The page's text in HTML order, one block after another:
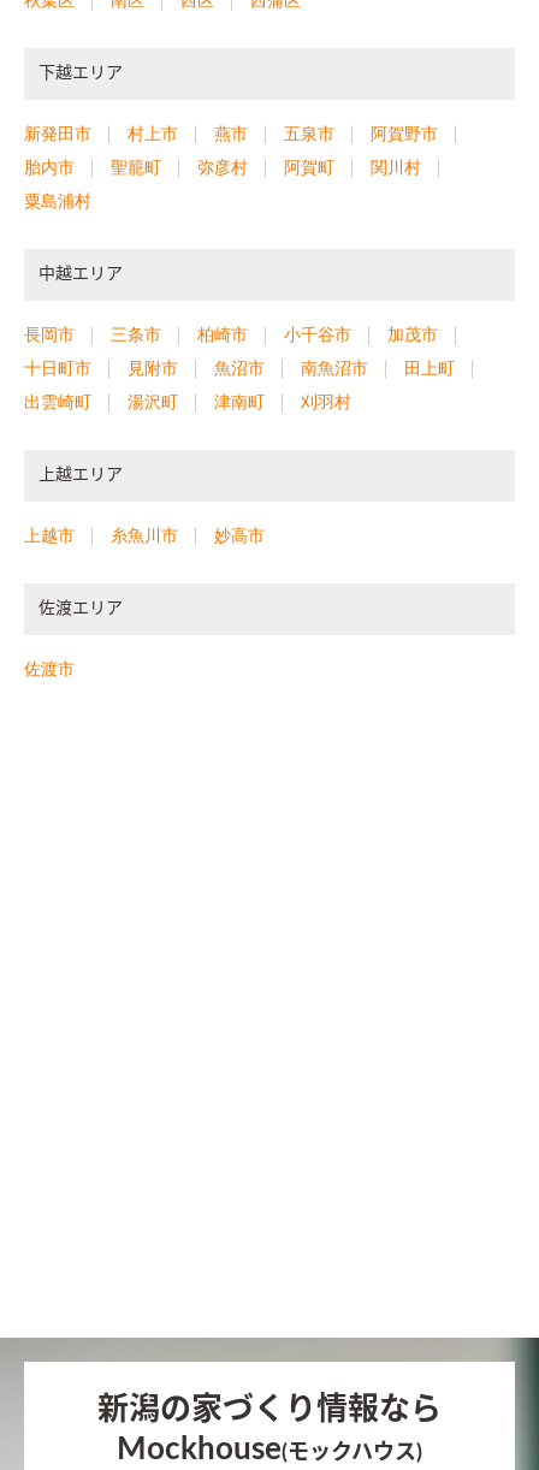
下越エリア
新発田市 村上市 燕市 五泉市
阿賀野市
胎内市
聖籠町 弥彦村 阿賀町
関川村
粟島浦村
中越エリア
長岡市 三条市 柏崎市 小千谷市
加茂市
十日町市
見附市 魚沼市 南魚沼市
田上町
出雲崎町
湯沢町 津南町 刈羽村
上越エリア
上越市 糸魚川市 妙高市
佐渡エリア
佐渡市
新潟の家づくり情報なら
Mockhouse(モックハウス)